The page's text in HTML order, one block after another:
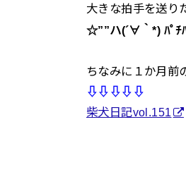
大きな拍手を送り
☆””ハ(´∀｀*) ﾊﾟﾁ
ちなみに１か月前
⇩⇩⇩⇩⇩
柴犬日記vol.151